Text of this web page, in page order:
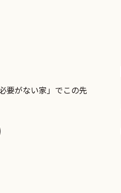
要がない家」でこの先